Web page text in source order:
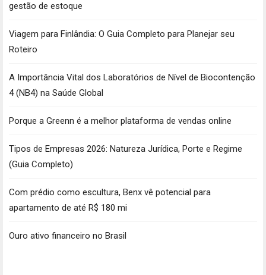
gestão de estoque
Viagem para Finlândia: O Guia Completo para Planejar seu
Roteiro
A Importância Vital dos Laboratórios de Nível de Biocontenção
4 (NB4) na Saúde Global
Porque a Greenn é a melhor plataforma de vendas online
Tipos de Empresas 2026: Natureza Jurídica, Porte e Regime
(Guia Completo)
Com prédio como escultura, Benx vê potencial para
apartamento de até R$ 180 mi
Ouro ativo financeiro no Brasil